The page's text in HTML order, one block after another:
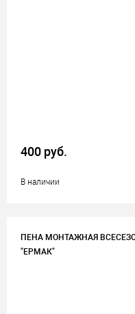
400 руб.
В наличии
ПЕНА МОНТАЖНАЯ
"ЕРМАК"